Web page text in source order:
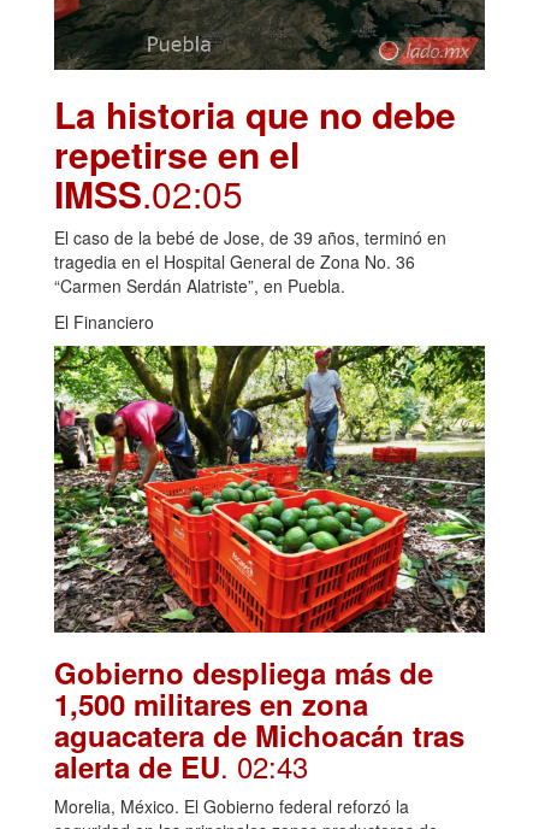
La historia que no debe
repetirse en el
IMSS.02:05
El caso de la bebé de Jose, de 39 años, terminó en
tragedia en el Hospital General de Zona No. 36
“Carmen Serdán Alatriste”, en Puebla.
El Financiero
Gobierno despliega más de
1,500 militares en zona
aguacatera de Michoacán tras
alerta de EU. 02:43
Morelia, México. El Gobierno federal reforzó la